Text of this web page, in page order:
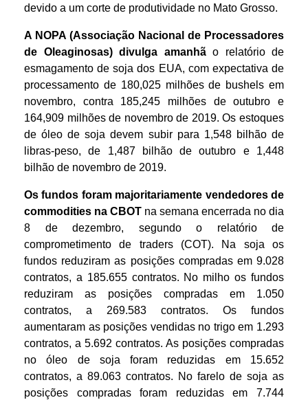
devido a um corte de produtividade no Mato Grosso.
A NOPA (Associação Nacional de Processadores
de Oleaginosas) divulga amanhão relatório de
esmagamento de soja dos EUA, com expectativa de
processamento de 180,025 milhões de bushels em
novembro, contra 185,245 milhões de outubro e
164,909 milhões de novembro de 2019. Os estoques
de óleo de soja devem subir para 1,548 bilhão de
libras-peso, de 1,487 bilhão de outubro e 1,448
bilhão de novembro de 2019.
Os fundos foram majoritariamente vendedores de
commodities na CBOT na semana encerrada no dia
8 de dezembro, segundo o relatório de
comprometimento de traders (COT). Na soja os
fundos reduziram as posições compradas em 9.028
contratos, a 185.655 contratos. No milho os fundos
reduziram as posições compradas em 1.050
contratos, a 269.583 contratos. Os fundos
aumentaram as posições vendidas no trigo em 1.293
contratos, a 5.692 contratos. As posições compradas
no óleo de soja foram reduzidas em 15.652
contratos, a 89.063 contratos. No farelo de soja as
posições compradas foram reduzidas em 7.744